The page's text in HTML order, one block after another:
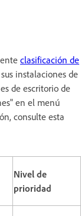
clasificación de
instalaciones de
de escritorio de
en el menú
consulte esta
Nivel de
prioridad